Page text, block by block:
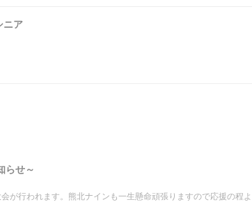
ニア
らせ～
が行われます。熊北ナインも一生懸命頑張りますので応援の程